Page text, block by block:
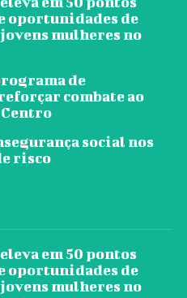
oportunidades de
mulheres no
de
combate ao
social nos
risco
em 50 pontos
oportunidades de
mulheres no